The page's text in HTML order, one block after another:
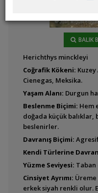
BALIK
Herichthys minckleyi
Coğrafik Kökeni:
Cienegas, Meksika.
Yaşam Alanı: Durgun
Beslenme Biçimi: Hem
doğada küçük
beslenirler.
Davranış Biçimi:
Kendi Türlerine
Yüzme Seviyesi: Taban
Cinsiyet Ayrımı:
erkek siyah renkli olur.